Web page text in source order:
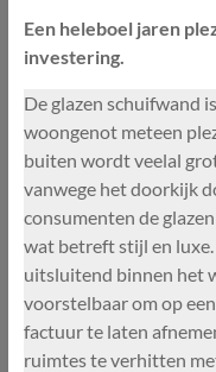
Een heleboel jaren
investering.
De glazen schuifwand
woongenot meteen
buiten wordt veelal
vanwege het doorkijk
consumenten de
wat betreft stijl en
uitsluitend binnen het
voorstelbaar om op
factuur te laten
ruimtes te verhitten